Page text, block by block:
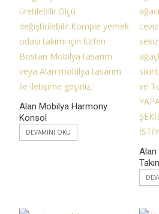
Alan Mobilya Harmony
Konsol
DEVAMINI OKU
Alan